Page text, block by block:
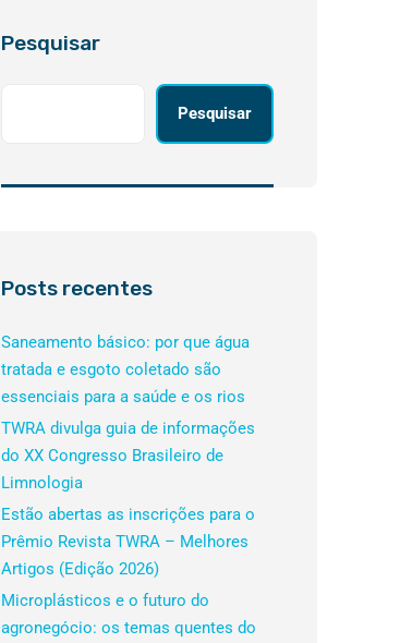
Pesquisar
Pesquisar
Posts recentes
Saneamento básico: por que água
tratada e esgoto coletado são
essenciais para a saúde e os rios
TWRA divulga guia de informações
do XX Congresso Brasileiro de
Limnologia
Estão abertas as inscrições para o
Prêmio Revista TWRA – Melhores
Artigos (Edição 2026)
Microplásticos e o futuro do
agronegócio: os temas quentes do